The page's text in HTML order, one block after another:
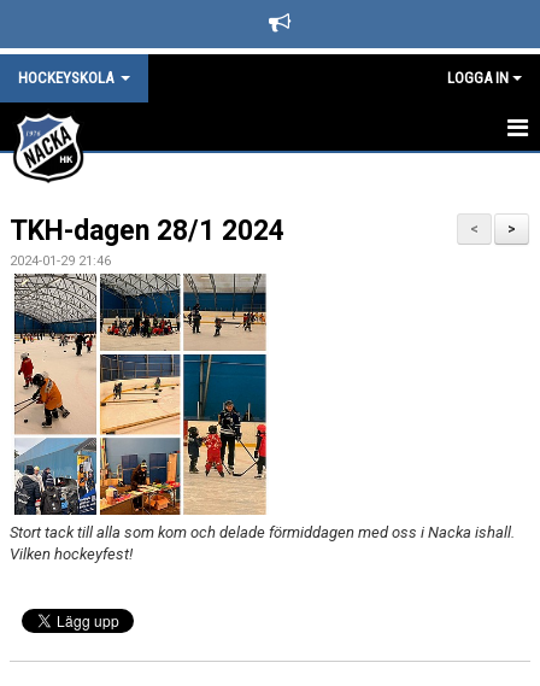
HOCKEYSKOLA LOGGA IN
HOCKEYSKOLAN
KALENDER
LÖPANDE INFORMATION
OM UTRUSTNING
DOKUMENT
KONTAKT
>
<
TKH-dagen 28/1 2024
2024-01-29 21:46
Stort tack till alla som kom och delade förmiddagen med oss i Nacka ishall.
Vilken hockeyfest!